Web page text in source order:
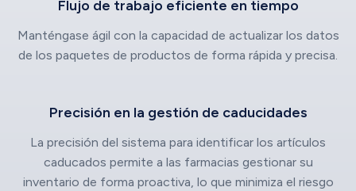
Flujo de trabajo eficiente en tiempo
Manténgase ágil con la capacidad de actualizar los datos
de los paquetes de productos de forma rápida y precisa.
Precisión en la gestión de caducidades
La precisión del sistema para identificar los artículos
caducados permite a las farmacias gestionar su
inventario de forma proactiva, lo que minimiza el riesgo